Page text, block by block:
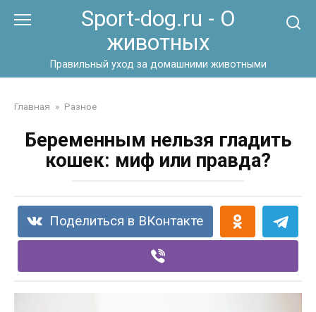
Sport-dog.ru - О
животных
Правильный уход за домашними животными
Главная » Разное
Беременным нельзя гладить
кошек: миф или правда?
Поделиться в ВКонтакте